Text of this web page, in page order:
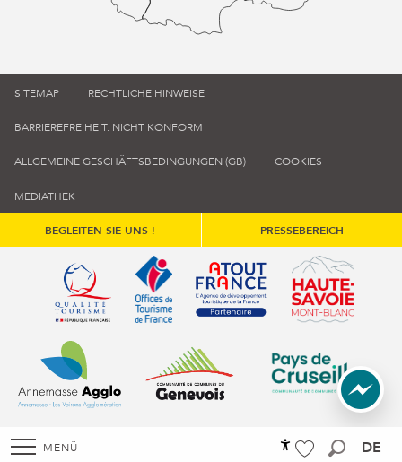
MENÜ
DE
SITEMAP RECHTLICHE HINWEISE
BARRIEREFREIHEIT: NICHT KONFORM
ALLGEMEINE GESCHÄFTSBEDINGUNGEN (GB) COOKIES
MEDIATHEK
BEGLEITEN SIE UNS ! PRESSEBEREICH
Qualité tourisme (s'ouvre dans une nouvelle fenêtre)
Office de tourisme de France (s'ouvre
Atout France (s'ouvre dans
Annemasse Agglo (s'ouvre dans une nouvelle fenêtre)
Communauté de communes du
Communauté de